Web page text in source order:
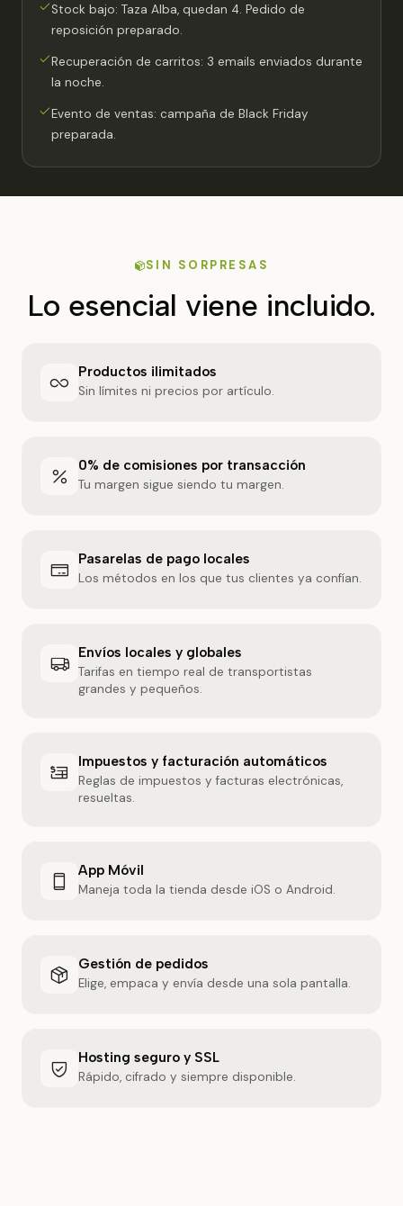
Stock bajo: Taza Alba, quedan 4. Pedido de
reposición preparado.
Recuperación de carritos: 3 emails enviados durante
la noche.
Evento de ventas: campaña de Black Friday
preparada.
SIN SORPRESAS
Lo esencial viene incluido.
Productos ilimitados
Sin límites ni precios por artículo.
0% de comisiones por transacción
Tu margen sigue siendo tu margen.
Pasarelas de pago locales
Los métodos en los que tus clientes ya confían.
Envíos locales y globales
Tarifas en tiempo real de transportistas
grandes y pequeños.
Impuestos y facturación automáticos
Reglas de impuestos y facturas electrónicas,
resueltas.
App Móvil
Maneja toda la tienda desde iOS o Android.
Gestión de pedidos
Elige, empaca y envía desde una sola pantalla.
Hosting seguro y SSL
Rápido, cifrado y siempre disponible.